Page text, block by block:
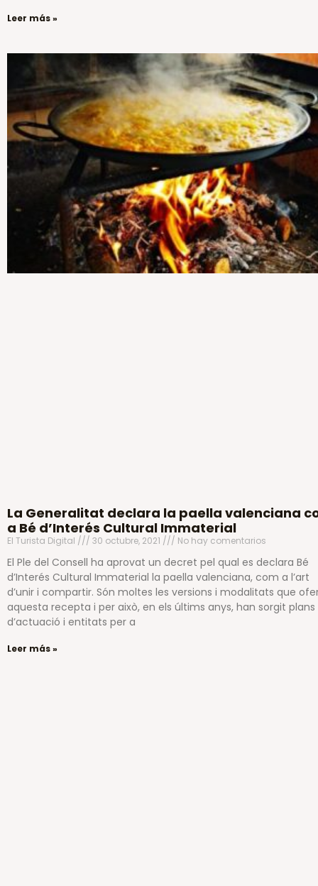
Leer más »
La Generalitat declara la paella valenciana
a Bé d’Interés Cultural Immaterial
El Turista Digital 30 octubre, 2021 No hay comentarios
El Ple del Consell ha aprovat un decret pel qual es declara Bé
d’Interés Cultural Immaterial la paella valenciana, com a l’art
d’unir i compartir. Són moltes les versions i modalitats que
aquesta recepta i per això, en els últims anys, han sorgit plans
d’actuació i entitats per a
Leer más »